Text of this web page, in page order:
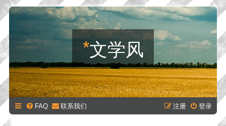
*文学风
FAQ 联系我们 登录
注册